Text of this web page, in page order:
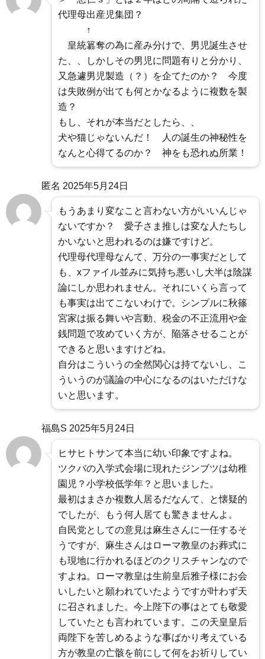
代理母出産児集団？
↑
皇統簒奪の為に産み分けで、男児誕生させ
た、、しかしその男児に問題有りと分かり、
又急遽男児製造（？）を企てたのか？ 今度
は失敗例が出ても何とかなるように複数を製
造？
もし、それが本当だとしたら、、
犬や猫じゃないんだ！ 人の誕生の神秘性を
なんと心得てるのか？ 神をも恐れぬ所業！
匿名 2025年5月24日
もうあまり変なこと言わない方がいいんじゃ
ないですか？ 愛子さま推しは変な人たちし
かいないと思われるのは嫌ですけど。
代理母代理母なんて、万分の一事実だとして
も、xファイル並みに気持ち悪いし大半は陰謀
論にしか思われません。それにいくら言って
も事実は出てこないわけで。シンプルに秋篠
宮家は振る舞いや言動、税金の不正流用や金
銭問題で攻めていく方が、陥落させることが
できると思いますけどね。
自分はこういうの全然関心は持てないし、こ
ういうのが議論の中心になるのはいただけな
いと思います。
福島S 2025年5月24日
ヒサヒトサンて本当に幼い印象ですよね。
ツクバの入学式会場に現れたジンブツは幼稚
園児？小学校低学年？と思いました。
最初はまさか複数人居るだなんて、と懐疑的
でしたが、もう何人居ても驚きませんよ。
自民党としての意見は麻生さんに一任するそ
うですが、麻生さんはローマ教皇のお葬式に
も現地に行かれるほどのクリスチャンなので
すよね。ローマ教皇は生前皇后雅子様にお会
いしたいと願われていたようですが叶わず天
に召されました。今上陛下の事はとても敬愛
していたとも言われています。この天皇皇后
両陛下を苦しめるような事ばかり考えている
方が教皇の亡骸を前にして何をお祈りしてい